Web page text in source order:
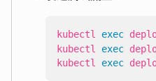
kubectl exec
kubectl exec
kubectl exec